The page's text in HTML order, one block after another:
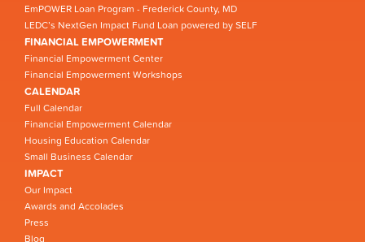
EmPOWER Loan Program - Frederick County, MD
LEDC’s NextGen Impact Fund Loan powered by SELF
FINANCIAL EMPOWERMENT
Financial Empowerment Center
Financial Empowerment Workshops
CALENDAR
Full Calendar
Financial Empowerment Calendar
Housing Education Calendar
Small Business Calendar
IMPACT
Our Impact
Awards and Accolades
Press
Blog